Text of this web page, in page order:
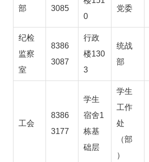
部
3085
0
党委
纪检
监察
室
8386
3087
行政
楼130
3
统战
部
工会
8386
3177
学生
宿舍1
栋基
础层
学生
工作
处
（部
）